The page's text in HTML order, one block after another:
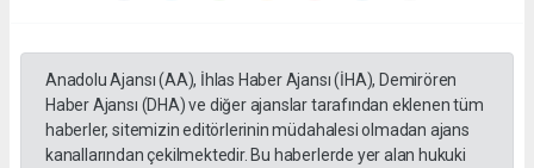
Anadolu Ajansı (AA), İhlas Haber Ajansı (İHA), Demirören
Haber Ajansı (DHA) ve diğer ajanslar tarafından eklenen tüm
haberler, sitemizin editörlerinin müdahalesi olmadan ajans
kanallarından çekilmektedir. Bu haberlerde yer alan hukuki